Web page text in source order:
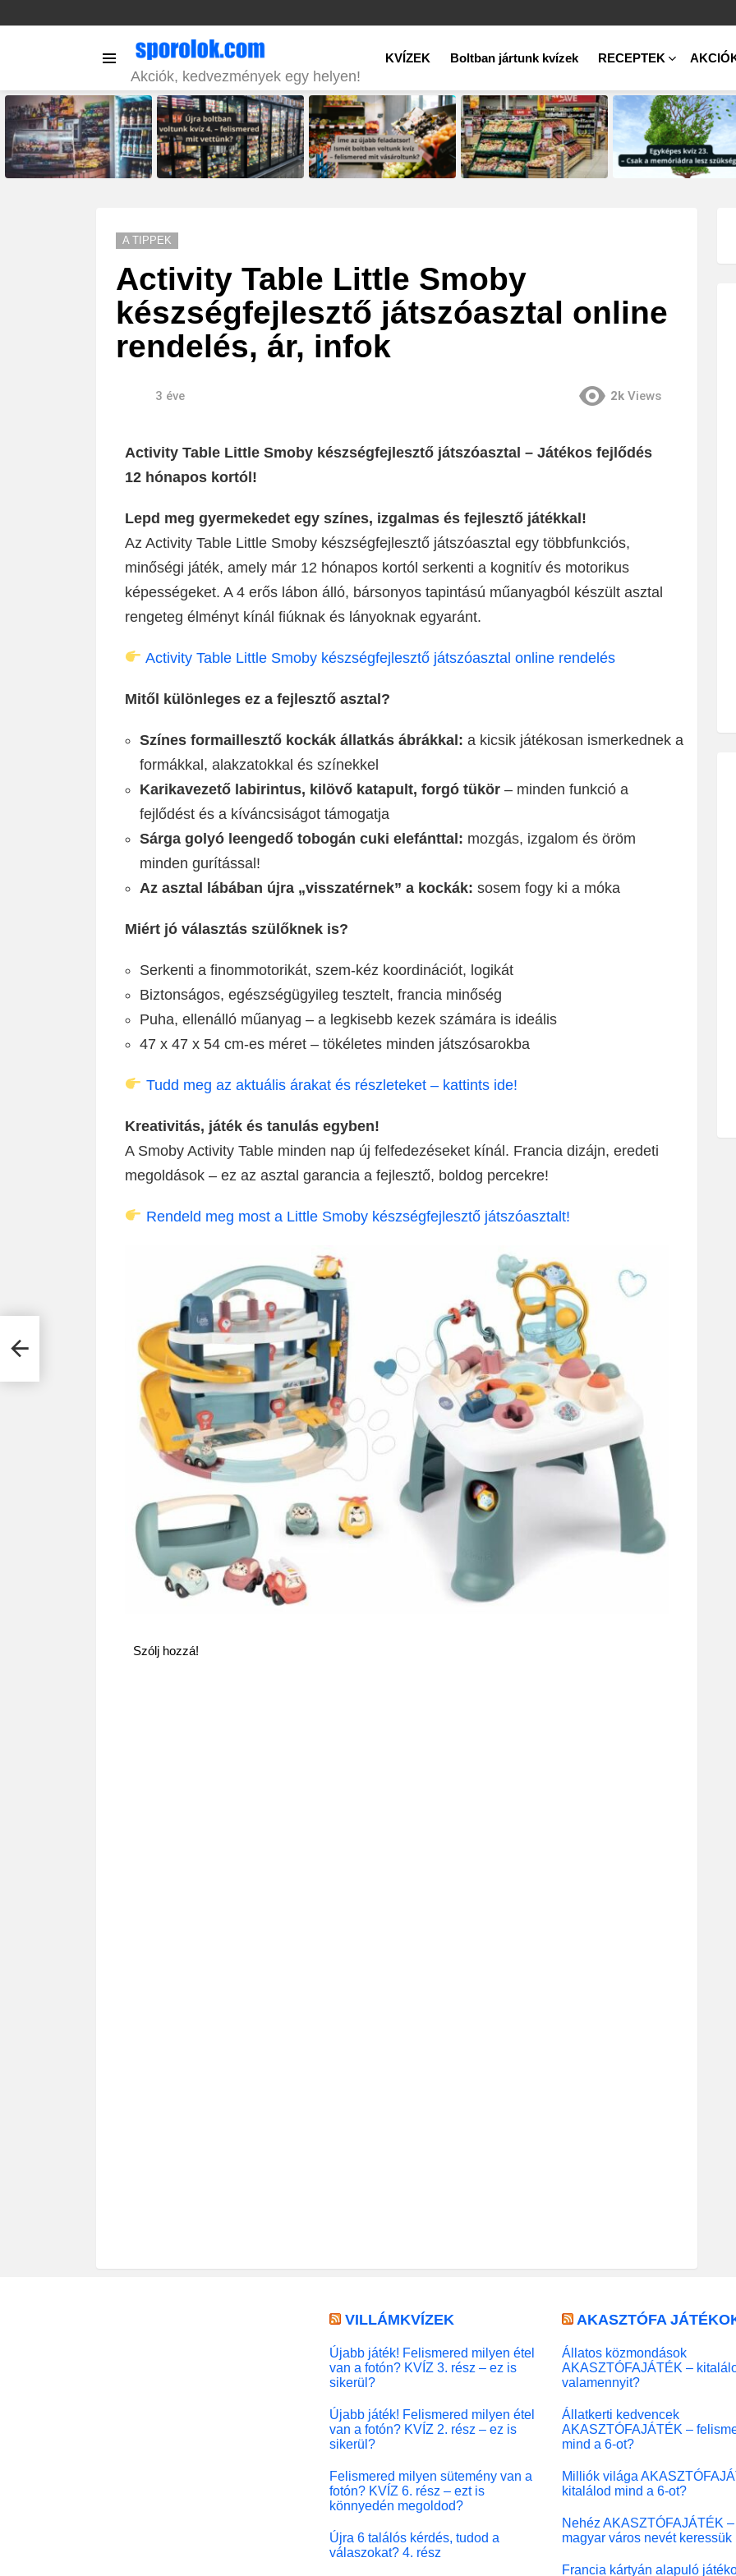
Akciók, kedvezmények egy helyen!
KVÍZEK Boltban jártunk kvízek RECEPTEK
STORIES
A TIPPEK
Activity Table Little Smoby
készségfejlesztő játszóasztal online
rendelés, ár, infok
3 éve 2k Views
Activity Table Little Smoby készségfejlesztő játszóasztal – Játékos fejlődés
12 hónapos kortól!
Lepd meg gyermekedet egy színes, izgalmas és fejlesztő játékkal!
Az Activity Table Little Smoby készségfejlesztő játszóasztal egy többfunkciós,
minőségi játék, amely már 12 hónapos kortól serkenti a kognitív és motorikus
képességeket. A 4 erős lábon álló, bársonyos tapintású műanyagból készült asztal
rengeteg élményt kínál fiúknak és lányoknak egyaránt.
Activity Table Little Smoby készségfejlesztő játszóasztal online rendelés
Mitől különleges ez a fejlesztő asztal?
Színes formaillesztő kockák állatkás ábrákkal: a kicsik játékosan ismerkednek a
formákkal, alakzatokkal és színekkel
Karikavezető labirintus, kilövő katapult, forgó tükör – minden funkció a
fejlődést és a kíváncsiságot támogatja
Sárga golyó leengedő tobogán cuki elefánttal: mozgás, izgalom és öröm
minden gurítással!
Az asztal lábában újra „visszatérnek” a kockák: sosem fogy ki a móka
Miért jó választás szülőknek is?
Serkenti a finommotorikát, szem-kéz koordinációt, logikát
Biztonságos, egészségügyileg tesztelt, francia minőség
Puha, ellenálló műanyag – a legkisebb kezek számára is ideális
47 x 47 x 54 cm-es méret – tökéletes minden játszósarokba
Tudd meg az aktuális árakat és részleteket – kattints ide!
Kreativitás, játék és tanulás egyben!
A Smoby Activity Table minden nap új felfedezéseket kínál. Francia dizájn, eredeti
megoldások – ez az asztal garancia a fejlesztő, boldog percekre!
Rendeld meg most a Little Smoby készségfejlesztő játszóasztalt!
Szólj hozzá!
VILLÁMKVÍZEK
Újabb játék! Felismered milyen étel
van a fotón? KVÍZ 3. rész – ez is
sikerül?
Újabb játék! Felismered milyen étel
van a fotón? KVÍZ 2. rész – ez is
sikerül?
Felismered milyen sütemény van a
fotón? KVÍZ 6. rész – ezt is
könnyedén megoldod?
Újra 6 találós kérdés, tudod a
válaszokat? 4. rész
AKASZTÓFA
Állatos közmondások
AKASZTÓFAJÁTÉK –
valamennyit?
Állatkerti kedvencek
AKASZTÓFAJÁTÉK –
mind a 6-ot?
Milliók világa
kitalálod mind a 6-ot?
Nehéz AKASZTÓFAJÁTÉK
magyar város nevét keressük
Francia kártyán alapuló